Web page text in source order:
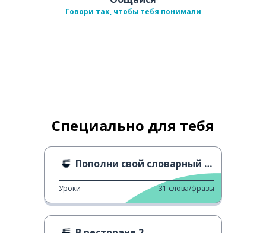
Говори так, чтобы тебя понимали
Специально для тебя
Пополни свой словарный запас: еда
Уроки 31 слова/фразы